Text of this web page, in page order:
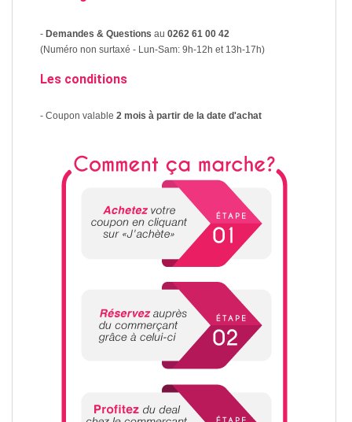
- Demandes & Questions au 0262 61 00 42
(Numéro non surtaxé - Lun-Sam: 9h-12h et 13h-17h)
Les conditions
- Coupon valable 2 mois à partir de la date d'achat